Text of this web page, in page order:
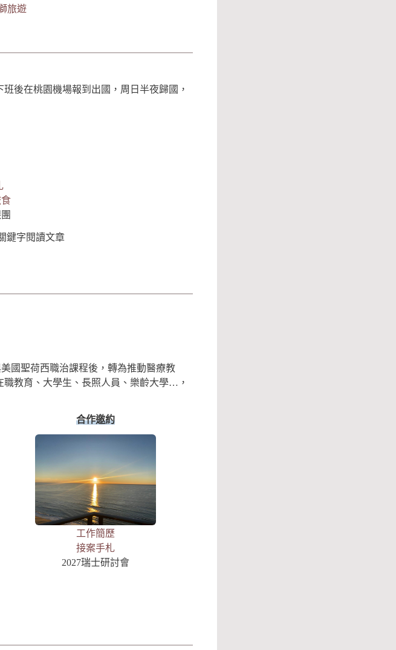
旅遊
班後在桃園機場報到出國，周日半夜歸國，
鍵字閱讀文章
國聖荷西職治課程後，轉為推動醫療教
教育、大學生、長照人員、樂齡大學…，
合作邀約
工作簡歷
接案手札
2027瑞士研討會